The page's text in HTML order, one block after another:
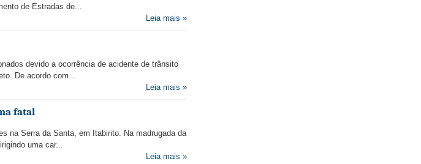
de Estradas de...
Leia mais »
devido a ocorrência de acidente de trânsito
De acordo com...
Leia mais »
fatal
na Serra da Santa, em Itabirito. Na madrugada da
uma car...
Leia mais »